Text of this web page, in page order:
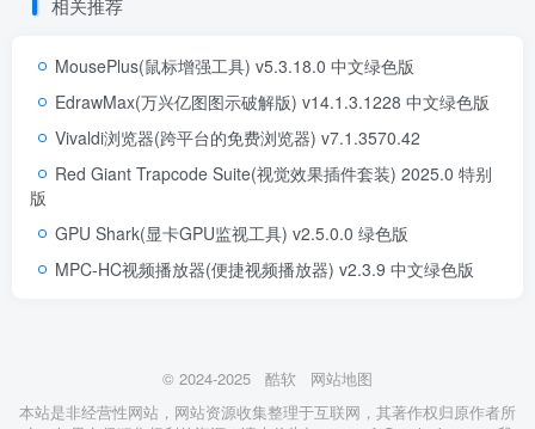
MousePlus(鼠标增强工具) v5.3.18.0 中文绿色版
EdrawMax(万兴亿图图示破解版) v14.1.3.1228 中文绿色版
Vivaldi浏览器(跨平台的免费浏览器) v7.1.3570.42
Red Giant Trapcode Suite(视觉效果插件套装) 2025.0 特别
版
GPU Shark(显卡GPU监视工具) v2.5.0.0 绿色版
MPC-HC视频播放器(便捷视频播放器) v2.3.9 中文绿色版
© 2024-2025 酷软
网站地图
本站是非经营性网站，网站资源收集整理于互联网，其著作权归原作者所